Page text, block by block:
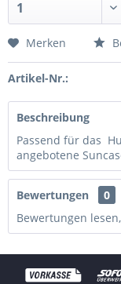
Merken
Artikel-Nr.:
Beschreibung
Passend für das
angebotene
Bewertungen
0
Bewertungen